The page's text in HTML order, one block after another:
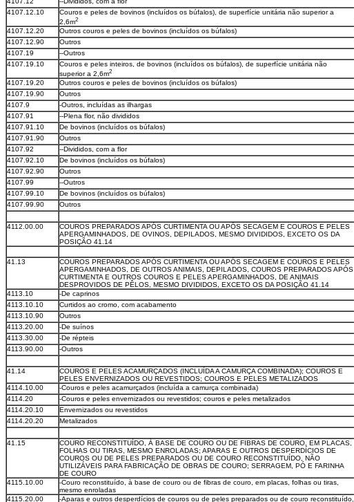
4107.12.10
Couros e peles de bovinos (incluídos os búfalos), de superfície unitária não superior a
2,6m2
4107.12.20
Outros couros e peles de bovinos (incluídos os búfalos)
4107.12.90
Outros
4107.19
--Outros
4107.19.10
Couros e peles inteiros, de bovinos (incluídos os búfalos), de superfície unitária não
superior a 2,6m2
4107.19.20
Outros couros e peles de bovinos (incluídos os búfalos)
4107.19.90
Outros
4107.9
-Outros, incluídas as ilhargas
4107.91
--Plena flor, não divididos
4107.91.10
De bovinos (incluídos os búfalos)
4107.91.90
Outros
4107.92
--Divididos, com a flor
4107.92.10
De bovinos (incluídos os búfalos)
4107.92.90
Outros
4107.99
--Outros
4107.99.10
De bovinos (incluídos os búfalos)
4107.99.90
Outros
4112.00.00
COUROS PREPARADOS APÓS CURTIMENTA OU APÓS SECAGEM E COUROS E PELES
APERGAMINHADOS, DE OVINOS, DEPILADOS, MESMO DIVIDIDOS, EXCETO OS DA
POSIÇÃO 41.14
41.13
COUROS PREPARADOS APÓS CURTIMENTA OU APÓS SECAGEM E COUROS E PELES
APERGAMINHADOS, DE OUTROS ANIMAIS, DEPILADOS, COUROS PREPARADOS APÓS
CURTIMENTA E OUTROS COUROS E PELES APERGAMINHADOS, DE ANIMAIS
DESPROVIDOS DE PÊLOS, MESMO DIVIDIDOS, EXCETO OS DA POSIÇÃO 41.14
4113.10
-De caprinos
4113.10.10
Curtidos ao cromo, com acabamento
4113.10.90
Outros
4113.20.00
-De suínos
4113.30.00
-De répteis
4113.90.00
-Outros
41.14
COUROS E PELES ACAMURÇADOS (INCLUÍDA A CAMURÇA COMBINADA); COUROS E
PELES ENVERNIZADOS OU REVESTIDOS; COUROS E PELES METALIZADOS
4114.10.00
-Couros e peles acamurçados (incluída a camurça combinada)
4114.20
-Couros e peles envernizados ou revestidos; couros e peles metalizados
4114.20.10
Envernizados ou revestidos
4114.20.20
Metalizados
41.15
COURO RECONSTITUÍDO, À BASE DE COURO OU DE FIBRAS DE COURO, EM PLACAS,
FOLHAS OU TIRAS, MESMO ENROLADAS; APARAS E OUTROS DESPERDÍCIOS DE
COUROS OU DE PELES PREPARADOS OU DE COURO RECONSTITUÍDO, NÃO
UTILIZÁVEIS PARA FABRICAÇÃO DE OBRAS DE COURO; SERRAGEM, PÓ E FARINHA
DE COURO
4115.10.00
-Couro reconstituído, à base de couro ou de fibras de couro, em placas, folhas ou tiras,
mesmo enroladas
4115.20.00
-Aparas e outros desperdícios de couros ou de peles preparados ou de couro reconstituído,